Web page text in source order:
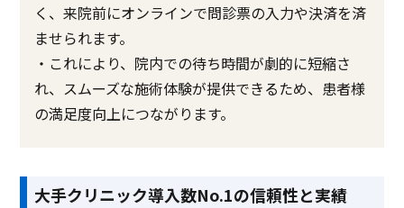
く、来院前にオンラインで問診票の入力や決済を済
ませられます。
・これにより、院内での待ち時間が劇的に短縮さ
れ、スムーズな施術体験が提供できるため、患者様
の満足度向上につながります。
大手クリニック導入数No.1の信頼性と実績